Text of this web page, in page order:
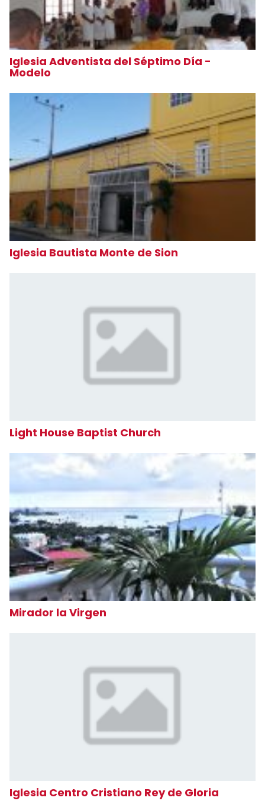
Iglesia Adventista del Séptimo Día -
Modelo
Iglesia Bautista Monte de Sion
Light House Baptist Church
Mirador la Virgen
Iglesia Centro Cristiano Rey de Gloria